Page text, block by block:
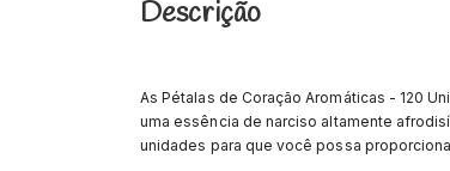
Descrição
As Pétalas de Coração Aromáticas - 120
uma essência de narciso altamente
unidades para que você possa